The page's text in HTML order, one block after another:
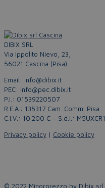
DIBIX SRL
Via Ippolito Nievo, 23,
56021 Cascina (Pisa)
Email: info@dibix.it
PEC: info@pec.dibix.it
P.I.: 01539220507
R.E.A.: 135317 Cam. Comm. Pisa
C.I.V.: 10.200 € – S.d.I.: M5UXCR1
Privacy policy | Cookie policy
© 2022 Minorprezzo by Dibix srl